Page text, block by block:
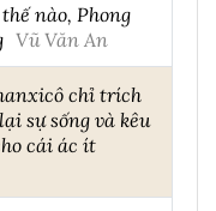
nào, Phong
Vũ Văn An
chỉ trích
sự sống và kêu
cái ác ít